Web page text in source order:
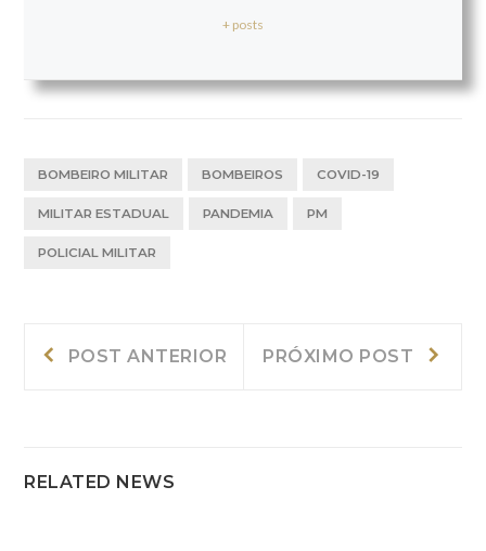
+ posts
BOMBEIRO MILITAR BOMBEIROS COVID-19
MILITAR ESTADUAL PANDEMIA PM
POLICIAL MILITAR
Navegação
POST ANTERIOR
Anterior:
PRÓXIMO POST
RELATED NEWS